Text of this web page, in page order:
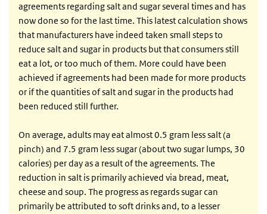
agreements regarding salt and sugar several times and has
now done so for the last time. This latest calculation shows
that manufacturers have indeed taken small steps to
reduce salt and sugar in products but that consumers still
eat a lot, or too much of them. More could have been
achieved if agreements had been made for more products
or if the quantities of salt and sugar in the products had
been reduced still further.
On average, adults may eat almost 0.5 gram less salt (a
pinch) and 7.5 gram less sugar (about two sugar lumps, 30
calories) per day as a result of the agreements. The
reduction in salt is primarily achieved via bread, meat,
cheese and soup. The progress as regards sugar can
primarily be attributed to soft drinks and, to a lesser